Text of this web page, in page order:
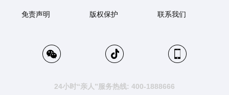
免责声明 版权保护 联系我们
24小时“亲人”服务热线: 400-1888666